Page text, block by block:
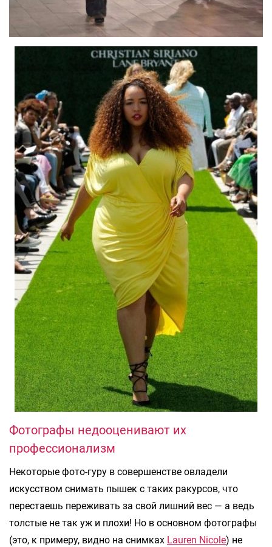
Фотографы недооценивают их
профессионализм
Некоторые фото-гуру в совершенстве овладели
искусством снимать пышек с таких ракурсов, что
перестаешь переживать за свой лишний вес — а ведь
толстые не так уж и плохи! Но в основном фотографы
(это, к примеру, видно на снимках Lauren Nicole) не